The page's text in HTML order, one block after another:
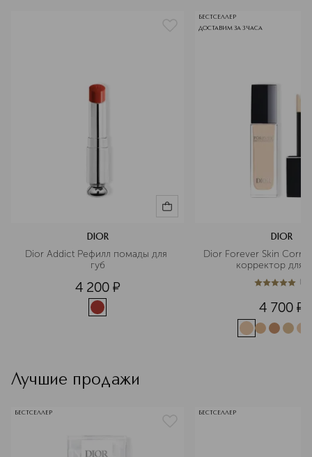
DIOR
Dior Addict Рефилл помады для
губ
4 200 ¤
БЕСТСЕЛЛЕР
ДОСТАВИМ ЗА 3 ЧАСА
DIOR
Dior Forever Skin
корректор для
5из 51 (
4 700 ¤
Лучшие продажи
БЕСТСЕЛЛЕР БЕСТСЕЛЛЕР